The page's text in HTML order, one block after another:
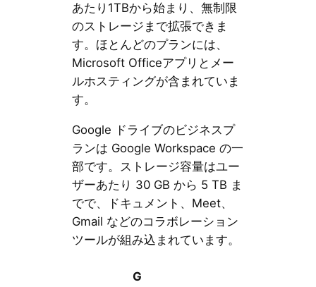
あたり1TBから始まり、無制限
のストレージまで拡張できま
す。ほとんどのプランには、
Microsoft Officeアプリとメー
ルホスティングが含まれていま
す。
Google ドライブのビジネスプ
ランは Google Workspace の一
部です。ストレージ容量はユー
ザーあたり 30 GB から 5 TB ま
でで、ドキュメント、Meet、
Gmail などのコラボレーション
ツールが組み込まれています。
G